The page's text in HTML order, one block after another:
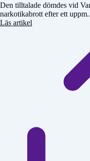
Den tilltalade dömdes vid
narkotikabrott efter ett
Läs artikel